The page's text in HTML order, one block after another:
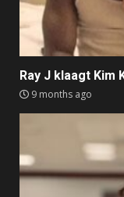
Ray J klaagt Kim
9 months ago